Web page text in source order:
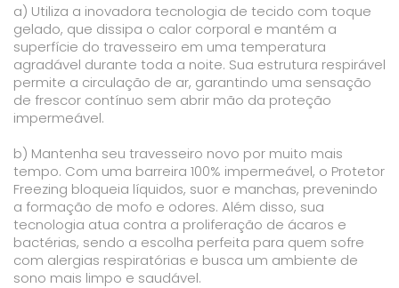
a) Utiliza a inovadora tecnologia de tecido com toque
gelado, que dissipa o calor corporal e mantém a
superfície do travesseiro em uma temperatura
agradável durante toda a noite. Sua estrutura respirável
permite a circulação de ar, garantindo uma sensação
de frescor contínuo sem abrir mão da proteção
impermeável.
b) Mantenha seu travesseiro novo por muito mais
tempo. Com uma barreira 100% impermeável, o Protetor
Freezing bloqueia líquidos, suor e manchas, prevenindo
a formação de mofo e odores. Além disso, sua
tecnologia atua contra a proliferação de ácaros e
bactérias, sendo a escolha perfeita para quem sofre
com alergias respiratórias e busca um ambiente de
sono mais limpo e saudável.